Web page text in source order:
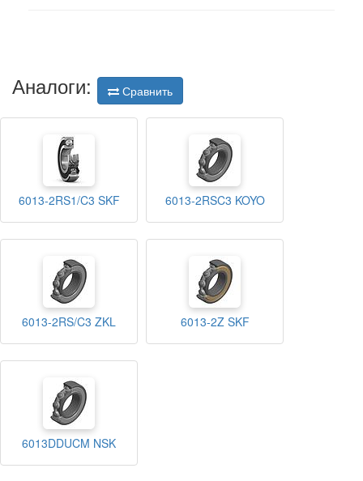
Аналоги: Сравнить
6013-2RS1/C3 SKF 6013-2RSC3 KOYO
6013-2RS/C3 ZKL 6013-2Z SKF
6013DDUCM NSK